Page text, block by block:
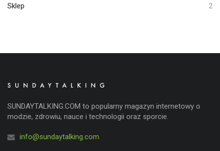
Sklep 2
SUNDAYTALKING.COM to popularny magazyn internetowy o
modzie, zdrowiu, nauce i technologii oraz sporcie.
info@sundaytalking.com